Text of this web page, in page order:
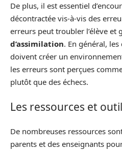
De plus, il est essentiel
décontractée vis-à-vis des
erreurs peut troubler l’élève et
d’assimilation. En général,
doivent créer un
les erreurs sont perçues
plutôt que des échecs.
Les ressources et
De nombreuses ressources
parents et des enseignants